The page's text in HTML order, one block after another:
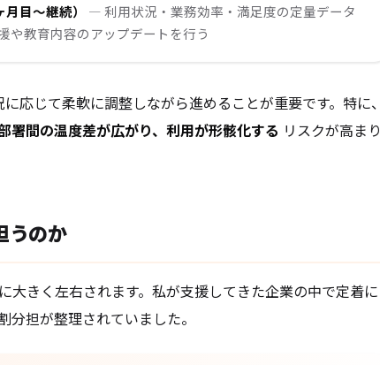
目〜継続）
— 利用状況・業務効率・満足度の定量データ
や教育内容のアップデートを行う
応じて柔軟に調整しながら進めることが重要です。特に、
署間の温度差が広がり、利用が形骸化する リスクが高まり
うのか
大きく左右されます。私が支援してきた企業の中で定着に
担が整理されていました。